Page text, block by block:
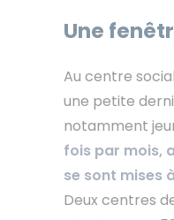
Une
Au centre
une petite
notamment
fois par mois,
se sont mises
Deux centres